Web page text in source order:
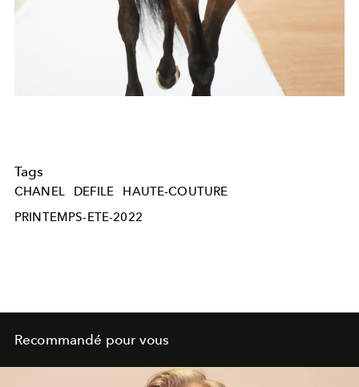
Tags
CHANEL DEFILE
HAUTE-COUTURE
PRINTEMPS-ETE-2022
Recommandé pour vous